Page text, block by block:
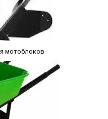
мотоблоков